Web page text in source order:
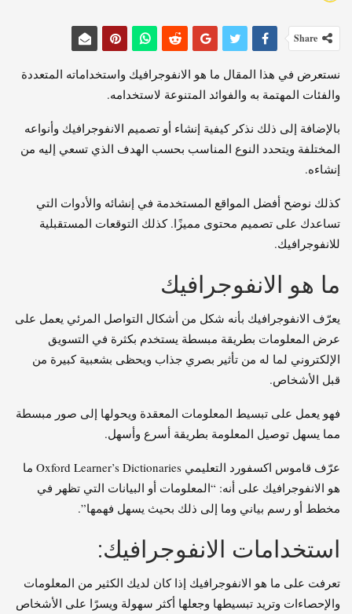
Share
نستعرض في هذا المقال ما هو الانفوجرافيك واستخداماته المتعددة
والفئات المهتمة به والفوائد المتنوعة لاستخدامه.
بالإضافة إلى ذلك نذكر كيفية إنشاء أو تصميم الانفوجرافيك وأنواعه
المختلفة ويتحدد النوع المناسب بحسب الهدف الذي تسعي إليه من
إنشاءه.
كذلك نوضح أفضل المواقع المستخدمة في إنشائه والأدوات التي
تساعدك على تصميم محتوى مميزًا. كذلك التوقعات المستقبلية
للانفوجرافيك.
ما هو الانفوجرافيك
يعرّف الانفوجرافيك بأنه شكل من أشكال التواصل المرئي يعمل على
عرض المعلومات بطريقة مبسطة يستخدم بكثرة في التسويق
الإلكتروني لما له من تأثير بصري جذاب ويحظى بشعبية كبيرة من
قبل الأشخاص.
فهو يعمل على تبسيط المعلومات المعقدة ويحولها إلى صور مبسطة
مما يسهل توصيل المعلومة بطريقة أسرع وأسهل.
عرّف قاموس اكسفورد التعليمي Oxford Learner’s Dictionaries ما
هو الانفوجرافيك على أنه: “المعلومات أو البيانات التي تظهر في
مخطط أو رسم بياني وما إلى ذلك بحيث يسهل فهمها”.
استخدامات الانفوجرافيك:
تعرفت على ما هو الانفوجرافيك إذا كان لديك الكثير من المعلومات
والإحصاءات وتريد تبسيطها وجعلها أكثر سهولة ويسرًا على الأشخاص